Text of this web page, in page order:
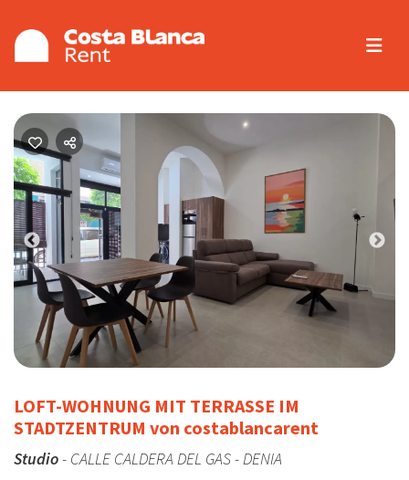
Previous
LOFT-WOHNUNG MIT TERRASSE IM
STADTZENTRUM von costablancarent
Studio- CALLE CALDERA DEL GAS - DENIA